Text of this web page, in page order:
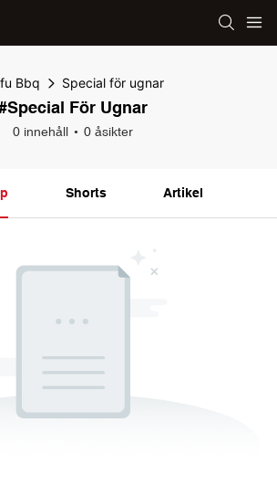
Bbq Special för ugnar
För Ugnar
0 innehåll 0 åsikter
Shorts Artikel